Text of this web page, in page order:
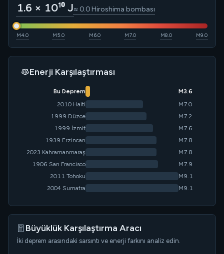
1.6 × 10¹⁰ J≈ 0.0 Hiroshima bombası
M4.0 M5.0 M6.0 M7.0 M8.0 M9.0
Enerji Karşılaştırması
Bu Deprem
M3.6
2010 Haiti
M7.0
1999 Düzce
M7.2
1999 İzmit
M7.6
1939 Erzincan
M7.8
2023 Kahramanmaraş
M7.8
1906 San Francisco
M7.9
2011 Tohoku
M9.1
2004 Sumatra
M9.1
Büyüklük Karşılaştırma Aracı
İki deprem arasındaki sarsıntı ve enerji farkını analiz edin.